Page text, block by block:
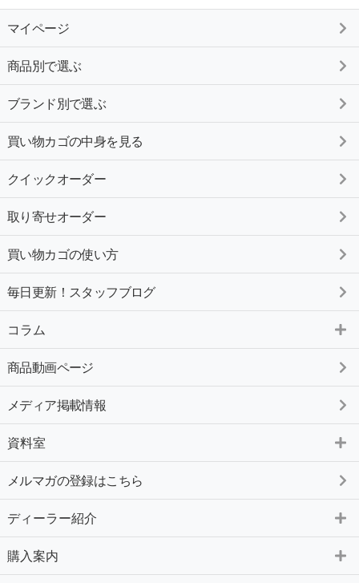
マイページ
商品別で選ぶ
ブランド別で選ぶ
買い物カゴの中身を見る
クイックオーダー
取り寄せオーダー
買い物カゴの使い方
毎日更新！スタッフブログ
コラム
商品動画ページ
メディア掲載情報
資料室
メルマガの登録はこちら
ディーラー紹介
購入案内